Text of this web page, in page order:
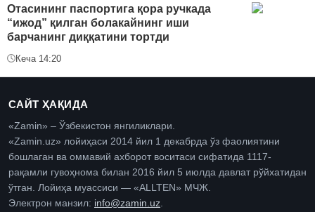
Отасининг паспортига қора ручкада
“ижод” қилган болакайнинг иши
барчанинг диққатини тортди
Кеча 14:20
САЙТ ҲАҚИДА
«Zamin» – Ўзбекистон янгиликлари.
«Zamin.uz» лойиҳаси 2014 йил 1 декабрда ўз фаолиятини
бошлаган ва оммавий ахборот воситаси сифатида 1117-
рақамли гувоҳнома билан 2016 йил 5 июлда давлат рўйхатидан
ўтган. Лойиҳа муассиси — «ALLTEN» МЧЖ.
Электрон манзил: info@zamin.uz